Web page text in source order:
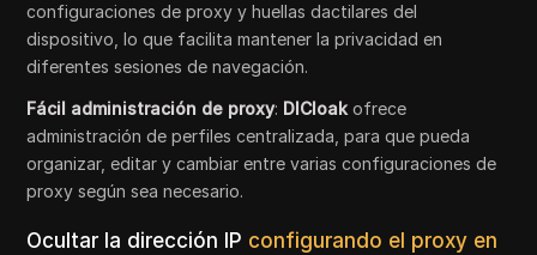
configuraciones de proxy y huellas dactilares del
dispositivo, lo que facilita mantener la privacidad en
diferentes sesiones de navegación.
Fácil administración de proxy: DICloakofrece
administración de perfiles centralizada, para que pueda
organizar, editar y cambiar entre varias configuraciones de
proxy según sea necesario.
Ocultar la dirección IP configurando el proxy en